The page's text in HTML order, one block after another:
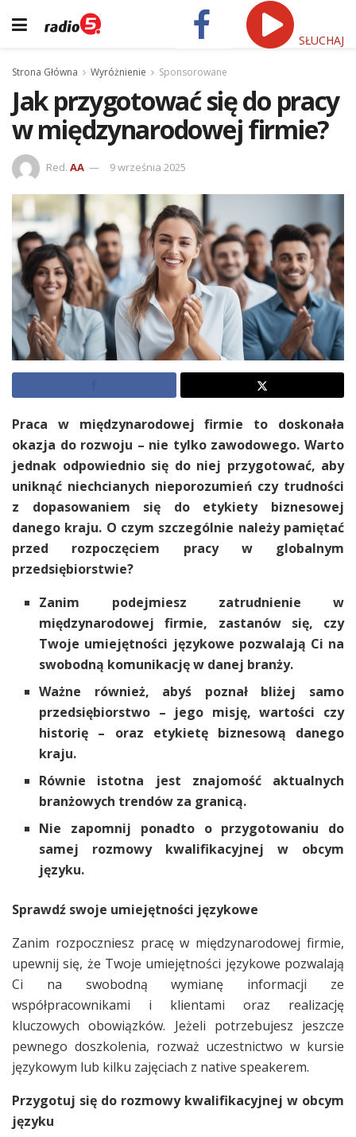
SŁUCHAJ
Strona Główna Wyróżnienie Sponsorowane
Jak przygotować się do pracy
w międzynarodowej firmie?
Red. AA 9 września 2025
Praca w międzynarodowej firmie to doskonała
okazja do rozwoju – nie tylko zawodowego. Warto
jednak odpowiednio się do niej przygotować, aby
uniknąć niechcianych nieporozumień czy trudności
z dopasowaniem się do etykiety biznesowej
danego kraju. O czym szczególnie należy pamiętać
przed rozpoczęciem pracy w globalnym
przedsiębiorstwie?
Zanim podejmiesz zatrudnienie w
międzynarodowej firmie, zastanów się, czy
Twoje umiejętności językowe pozwalają Ci na
swobodną komunikację w danej branży.
Ważne również, abyś poznał bliżej samo
przedsiębiorstwo – jego misję, wartości czy
historię – oraz etykietę biznesową danego
kraju.
Równie istotna jest znajomość aktualnych
branżowych trendów za granicą.
Nie zapomnij ponadto o przygotowaniu do
samej rozmowy kwalifikacyjnej w obcym
języku.
Sprawdź swoje umiejętności językowe
Zanim rozpoczniesz pracę w międzynarodowej firmie,
upewnij się, że Twoje umiejętności językowe pozwalają
Ci na swobodną wymianę informacji ze
współpracownikami i klientami oraz realizację
kluczowych obowiązków. Jeżeli potrzebujesz jeszcze
pewnego doszkolenia, rozważ uczestnictwo w kursie
językowym lub kilku zajęciach z native speakerem.
Przygotuj się do rozmowy kwalifikacyjnej w obcym
języku